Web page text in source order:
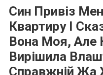
Син Привіз
Квартиру І
Вона Моя, Але
Вирішила
Справжній Жа